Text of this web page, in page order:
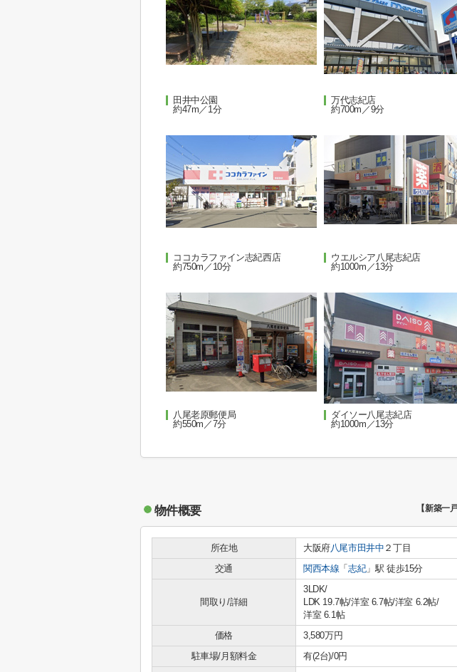
田井中公園
約47m／1分
万代志紀店
約700m／9分
ココカラファイン志紀西店
約750m／10分
ウエルシア八尾志紀店
約1000m／13分
八尾老原郵便局
約550m／7分
ダイソー八尾志紀店
約1000m／13分
物件概要 【新築一
所在地 大阪府八尾市田井中 ２丁目
交通
関西本線 「志紀」駅 徒歩15分
間取り/詳細
3LDK/
LDK 19.7帖/洋室 6.7帖/洋室 6.2帖/
洋室 6.1帖
価格
3,580万円
駐車場/月額料金
有(2台)/0円